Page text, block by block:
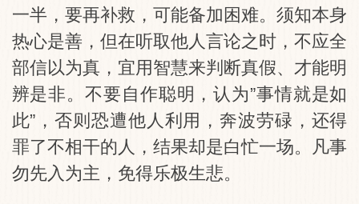
一半，要再补救，可能备加困难。须知本身
热心是善，但在听取他人言论之时，不应全
部信以为真，宜用智慧来判断真假、才能明
辨是非。不要自作聪明，认为”事情就是如
此”，否则恐遭他人利用，奔波劳碌，还得
罪了不相干的人，结果却是白忙一场。凡事
勿先入为主，免得乐极生悲。